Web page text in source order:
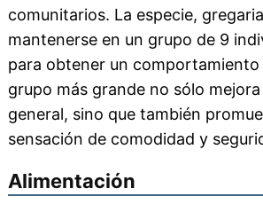
comunitarios. La especie,
mantenerse en un grupo de 9
para obtener un comportamiento
grupo más grande no sólo
general, sino que también
sensación de comodidad y
Alimentación